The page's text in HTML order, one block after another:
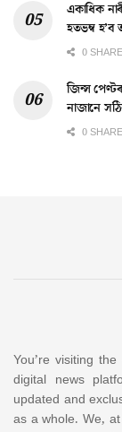
একাধিক
হতভম্ব
0
জিন্স
নাজানে
0
You’re visiting
digital news
updated and
as a whole. We,